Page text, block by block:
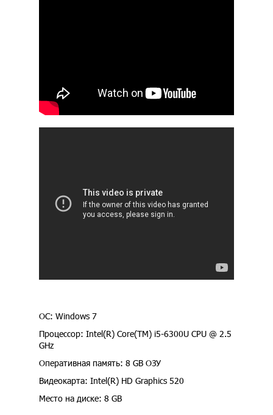
ОС: Windows 7
Процессор: Intel(R) Core(TM) i5-6300U CPU @ 2.5
GHz
Оперативная память: 8 GB ОЗУ
Видеокарта: Intel(R) HD Graphics 520
Место на диске: 8 GB